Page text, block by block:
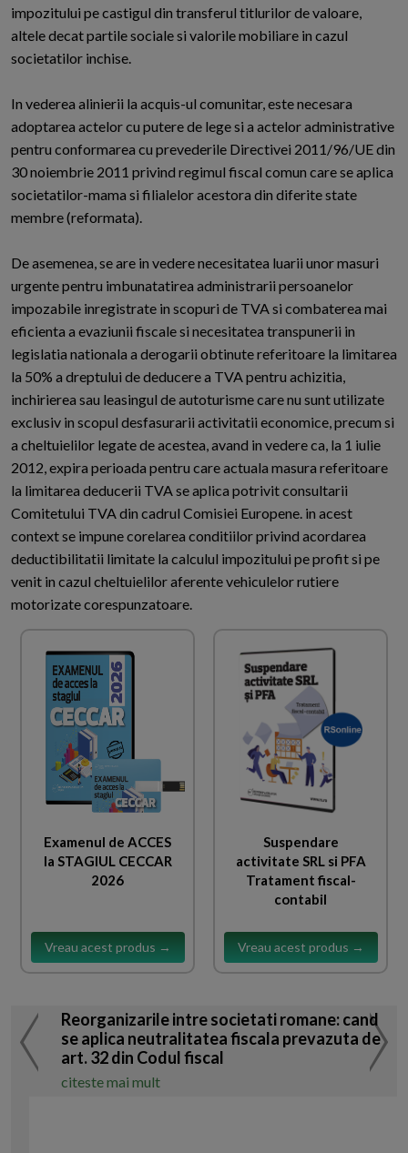
impozitului pe castigul din transferul titlurilor de valoare,
altele decat partile sociale si valorile mobiliare in cazul
societatilor inchise.
In vederea alinierii la acquis-ul comunitar, este necesara
adoptarea actelor cu putere de lege si a actelor administrative
pentru conformarea cu prevederile Directivei 2011/96/UE din
30 noiembrie 2011 privind regimul fiscal comun care se aplica
societatilor-mama si filialelor acestora din diferite state
membre (reformata).
De asemenea, se are in vedere necesitatea luarii unor masuri
urgente pentru imbunatatirea administrarii persoanelor
impozabile inregistrate in scopuri de TVA si combaterea mai
eficienta a evaziunii fiscale si necesitatea transpunerii in
legislatia nationala a derogarii obtinute referitoare la limitarea
la 50% a dreptului de deducere a TVA pentru achizitia,
inchirierea sau leasingul de autoturisme care nu sunt utilizate
exclusiv in scopul desfasurarii activitatii economice, precum si
a cheltuielilor legate de acestea, avand in vedere ca, la 1 iulie
2012, expira perioada pentru care actuala masura referitoare
la limitarea deducerii TVA se aplica potrivit consultarii
Comitetului TVA din cadrul Comisiei Europene. in acest
context se impune corelarea conditiilor privind acordarea
deductibilitatii limitate la calculul impozitului pe profit si pe
venit in cazul cheltuielilor aferente vehiculelor rutiere
motorizate corespunzatoare.
Examenul de ACCES
la STAGIUL CECCAR
2026
Vreau acest produs →
Suspendare
activitate SRL si PFA
Tratament fiscal-
contabil
Vreau acest produs →
Reorganizarile intre societati romane: cand
se aplica neutralitatea fiscala prevazuta de
art. 32 din Codul fiscal
citeste mai mult